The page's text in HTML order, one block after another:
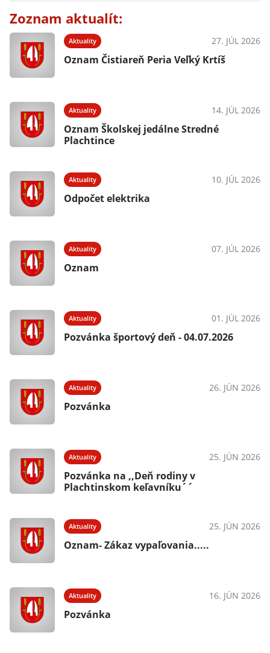
Zoznam aktualít:
Aktuality 27. JÚL 2026
Oznam Čistiareň Peria Veľký Krtíš
Aktuality 14. JÚL 2026
Oznam Školskej jedálne Stredné
Plachtince
Aktuality 10. JÚL 2026
Odpočet elektrika
Aktuality 07. JÚL 2026
Oznam
Aktuality 01. JÚL 2026
Pozvánka športový deň - 04.07.2026
Aktuality 26. JÚN 2026
Pozvánka
Aktuality 25. JÚN 2026
Pozvánka na ,,Deň rodiny v
Plachtinskom keľavníku´´
Aktuality 25. JÚN 2026
Oznam- Zákaz vypaľovania.....
Aktuality 16. JÚN 2026
Pozvánka